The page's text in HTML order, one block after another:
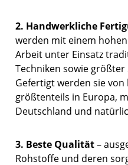
2. Handwerkliche
werden mit einem
Arbeit unter Einsatz
Techniken sowie
Gefertigt werden sie
größtenteils in Europa,
Deutschland und
3. Beste Qualität–
Rohstoffe und deren